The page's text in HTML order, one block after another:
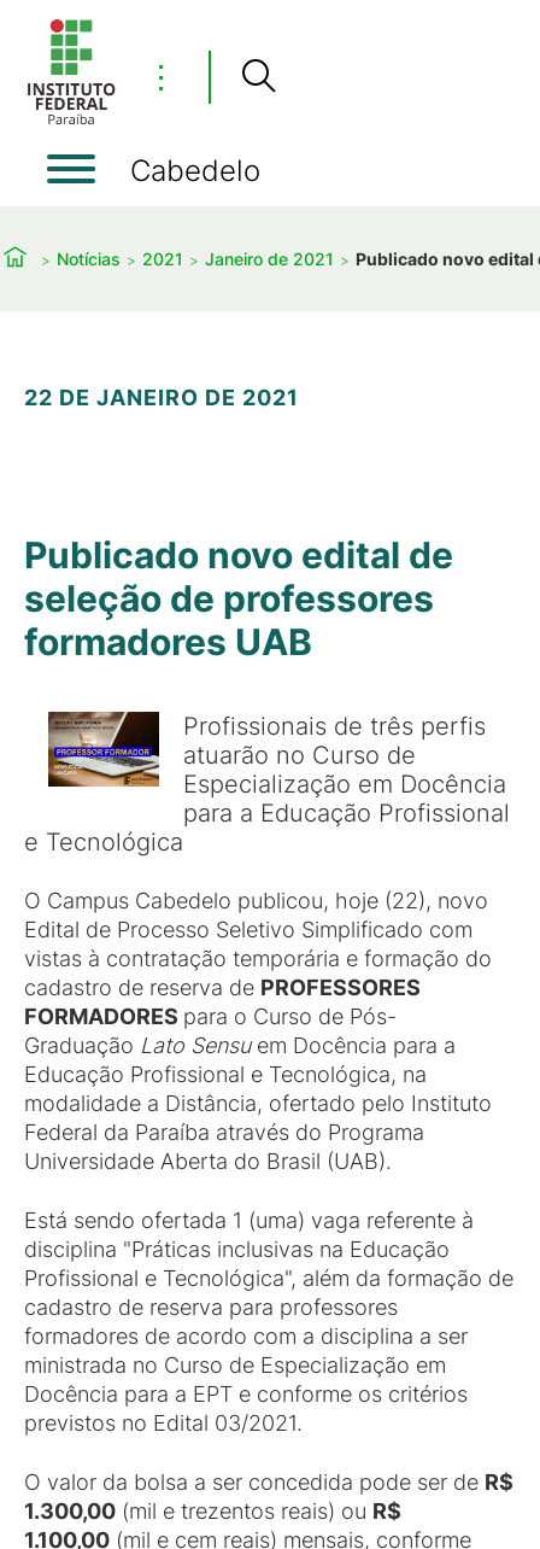
⋮
Cabedelo
Notícias 2021 Janeiro de 2021 Publicado novo edital
22 DE JANEIRO DE 2021
Publicado novo edital de
seleção de professores
formadores UAB
Profissionais de três perfis
atuarão no Curso de
Especialização em Docência
para a Educação Profissional
e Tecnológica
O Campus Cabedelo publicou, hoje (22), novo
Edital de Processo Seletivo Simplificado com
vistas à contratação temporária e formação do
cadastro de reserva de PROFESSORES
FORMADORES para o Curso de Pós-
Graduação Lato Sensuem Docência para a
Educação Profissional e Tecnológica, na
modalidade a Distância, ofertado pelo Instituto
Federal da Paraíba através do Programa
Universidade Aberta do Brasil (UAB).
Está sendo ofertada 1 (uma) vaga referente à
disciplina "Práticas inclusivas na Educação
Profissional e Tecnológica", além da formação de
cadastro de reserva para professores
formadores de acordo com a disciplina a ser
ministrada no Curso de Especialização em
Docência para a EPT e conforme os critérios
previstos no Edital 03/2021.
O valor da bolsa a ser concedida pode ser de R$
1.300,00 (mil e trezentos reais) ou R$
1.100,00 (mil e cem reais) mensais, conforme